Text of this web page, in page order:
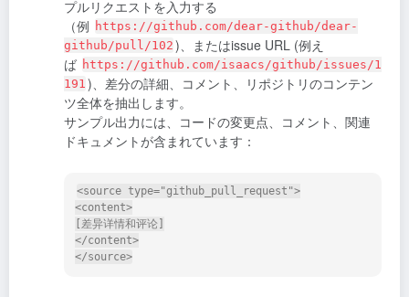
プルリクエストを入力する
（例 https://github.com/dear-github/dear-
github/pull/102 )、またはissue URL (例え
ば https://github.com/isaacs/github/issues/1
191 )、差分の詳細、コメント、リポジトリのコンテン
ツ全体を抽出します。
サンプル出力には、コードの変更点、コメント、関連
ドキュメントが含まれています：
<source type="github_pull_request">
<content>
[差异详情和评论]
</content>